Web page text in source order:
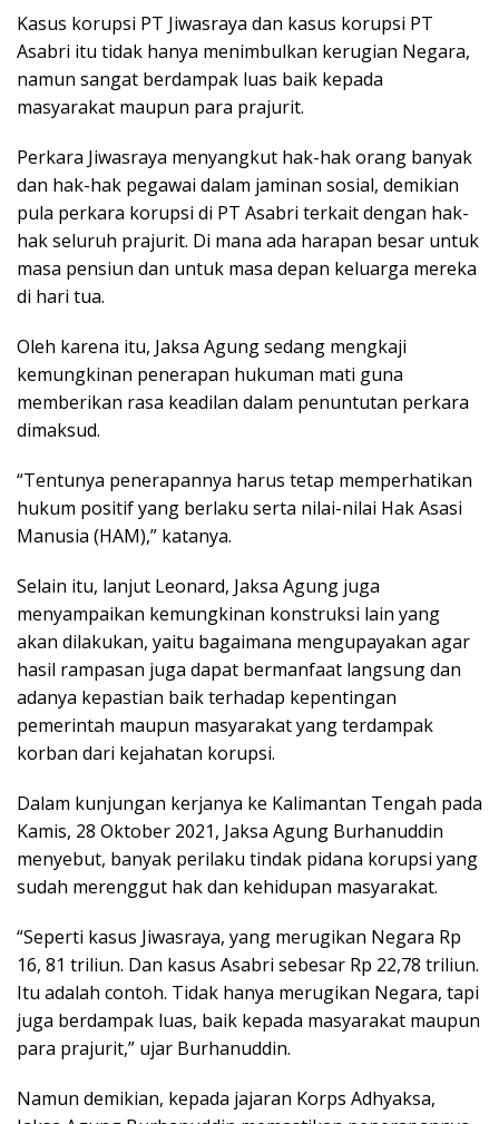
Kasus korupsi PT Jiwasraya dan kasus korupsi PT
Asabri itu tidak hanya menimbulkan kerugian Negara,
namun sangat berdampak luas baik kepada
masyarakat maupun para prajurit.
Perkara Jiwasraya menyangkut hak-hak orang banyak
dan hak-hak pegawai dalam jaminan sosial, demikian
pula perkara korupsi di PT Asabri terkait dengan hak-
hak seluruh prajurit. Di mana ada harapan besar untuk
masa pensiun dan untuk masa depan keluarga mereka
di hari tua.
Oleh karena itu, Jaksa Agung sedang mengkaji
kemungkinan penerapan hukuman mati guna
memberikan rasa keadilan dalam penuntutan perkara
dimaksud.
“Tentunya penerapannya harus tetap memperhatikan
hukum positif yang berlaku serta nilai-nilai Hak Asasi
Manusia (HAM),” katanya.
Selain itu, lanjut Leonard, Jaksa Agung juga
menyampaikan kemungkinan konstruksi lain yang
akan dilakukan, yaitu bagaimana mengupayakan agar
hasil rampasan juga dapat bermanfaat langsung dan
adanya kepastian baik terhadap kepentingan
pemerintah maupun masyarakat yang terdampak
korban dari kejahatan korupsi.
Dalam kunjungan kerjanya ke Kalimantan Tengah pada
Kamis, 28 Oktober 2021, Jaksa Agung Burhanuddin
menyebut, banyak perilaku tindak pidana korupsi yang
sudah merenggut hak dan kehidupan masyarakat.
“Seperti kasus Jiwasraya, yang merugikan Negara Rp
16, 81 triliun. Dan kasus Asabri sebesar Rp 22,78 triliun.
Itu adalah contoh. Tidak hanya merugikan Negara, tapi
juga berdampak luas, baik kepada masyarakat maupun
para prajurit,” ujar Burhanuddin.
Namun demikian, kepada jajaran Korps Adhyaksa,